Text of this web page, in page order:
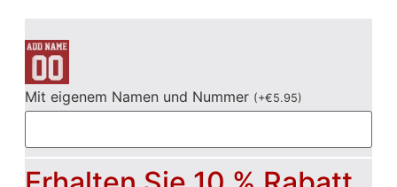
Mit eigenem Namen und Nummer (+€5.95)